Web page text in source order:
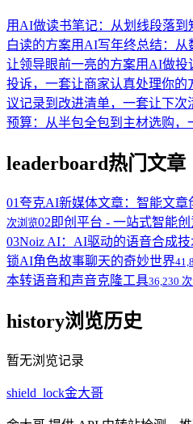
用AI做读书笔记：从划线段落
白读的方案用AI写年终总结：从
让领导眼前一亮的方案用AI做投
投诉，一套让商家认真处理你的
议记录到改进清单，一套让下次
预算：从半包全包到主材选购
leaderboard热门文章
01夸克AI新媒体文章：智能文章
次浏览02 即创平台 - 一站式智能
03Noiz AI：AI驱动的语音合成技
锁AI角色故事聊天的奇妙世界
本转语音和声音克隆工具36,230
history浏览历史
暂无浏览记录
shield_lock金大哥